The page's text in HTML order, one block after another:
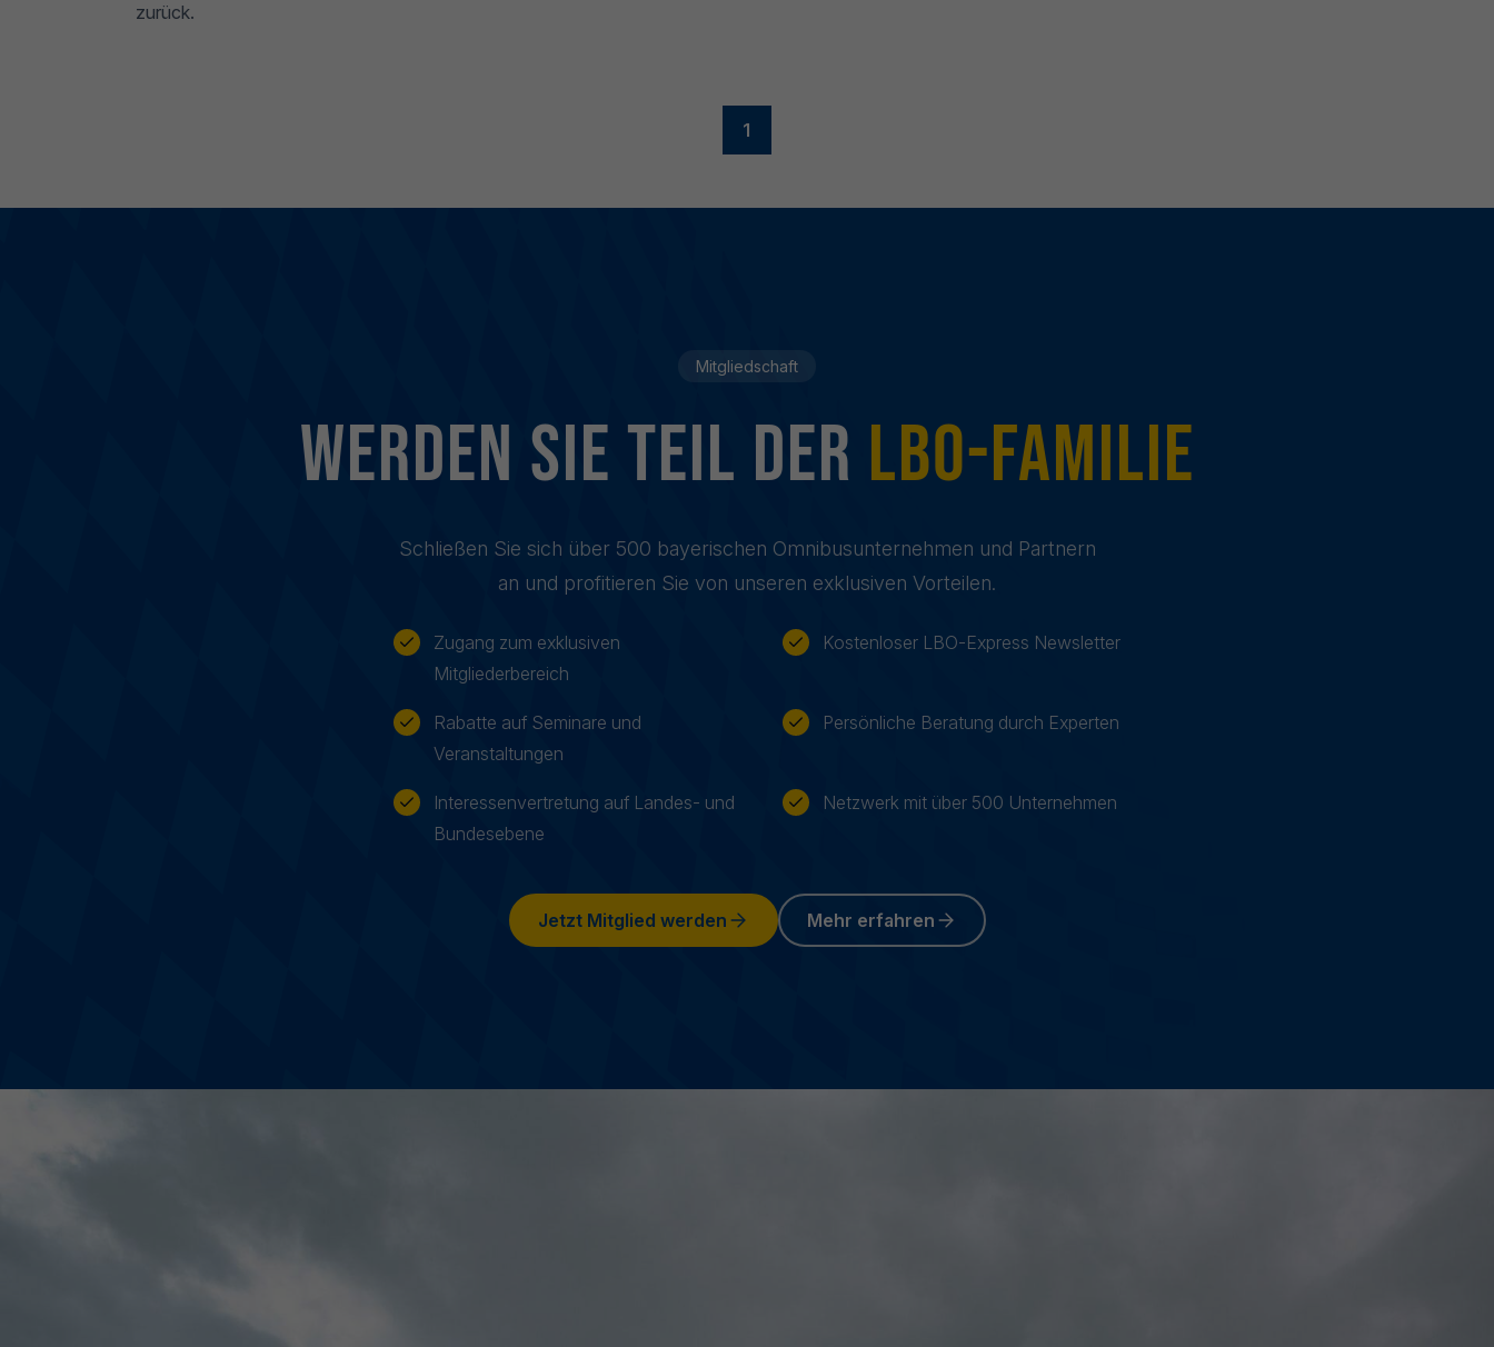
zurück.
1
Mitgliedschaft
Werden sie Teil der LBO-Familie
Schließen Sie sich über 500 bayerischen Omnibusunternehmen und Partnern
an und profitieren Sie von unseren exklusiven Vorteilen.
Zugang zum exklusiven
Mitgliederbereich
Kostenloser LBO-Express Newsletter
Rabatte auf Seminare und
Veranstaltungen
Persönliche Beratung durch Experten
Interessenvertretung auf Landes- und
Bundesebene
Netzwerk mit über 500 Unternehmen
Jetzt Mitglied werden Mehr erfahren